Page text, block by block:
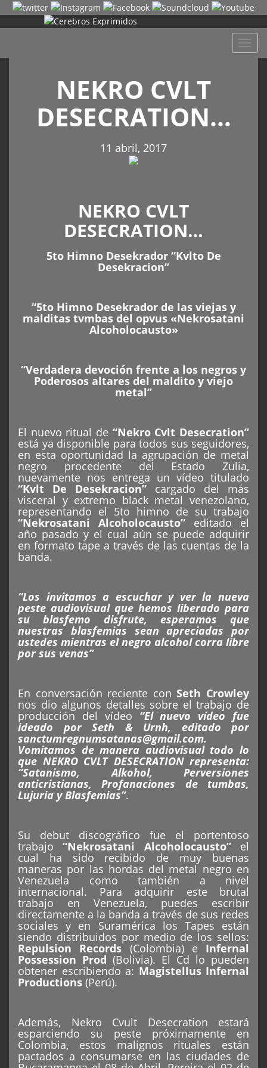
NEKRO CVLT
DESECRATION…
11 abril, 2017
NEKRO CVLT
DESECRATION…
5to Himno Desekrador “Kvlto De
Desekracion”
“5to Himno Desekrador de las viejas y
malditas tvmbas del opvus «Nekrosatani
Alcoholocausto»
“Verdadera devoción frente a los negros y
Poderosos altares del maldito y viejo
metal”
El nuevo ritual de “Nekro Cvlt Desecration”
está ya disponible para todos sus seguidores,
en esta oportunidad la agrupación de metal
negro procedente del Estado Zulia,
nuevamente nos entrega un vídeo titulado
“Kvlt De Desekracion” cargado del más
visceral y extremo black metal venezolano,
representando el 5to himno de su trabajo
“Nekrosatani Alcoholocausto” editado el
año pasado y el cual aún se puede adquirir
en formato tape a través de las cuentas de la
banda.
“Los invitamos a escuchar y ver la nueva
peste audiovisual que hemos liberado para
su blasfemo disfrute, esperamos que
nuestras blasfemias sean apreciadas por
ustedes mientras el negro alcohol corra libre
por sus venas”
En conversación reciente conSeth Crowley
nos dio algunos detalles sobre el trabajo de
producción del vídeo “El nuevo vídeo fue
ideado por Seth & Urnh, editado por
sanctumregnumsatanas@gmail.com.
Vomitamos de manera audiovisual todo lo
que NEKRO CVLT DESECRATION representa:
“Satanismo, Alkohol, Perversiones
anticristianas, Profanaciones de tumbas,
Lujuria y Blasfemias”.
Su debut discográfico fue el portentoso
trabajo“Nekrosatani Alcoholocausto”el
cual ha sido recibido de muy buenas
maneras por las hordas del metal negro en
Venezuela como también a nivel
internacional. Para adquirir este brutal
trabajo en Venezuela, puedes escribir
directamente a la banda a través de sus redes
sociales y en Suramérica los Tapes están
siendo distribuidos por medio de los sellos:
Repulsion Records (Colombia) e Infernal
Possession Prod (Bolivia). El Cd lo pueden
obtener escribiendo a: Magistellus Infernal
Productions (Perú).
Además, Nekro Cvult Desecration estará
esparciendo su peste próximamente en
Colombia, estos malignos rituales están
pactados a consumarse en las ciudades de